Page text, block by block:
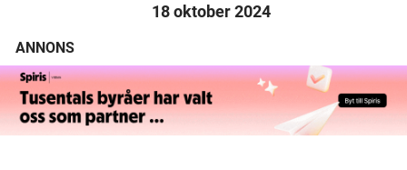
18 oktober 2024
ANNONS